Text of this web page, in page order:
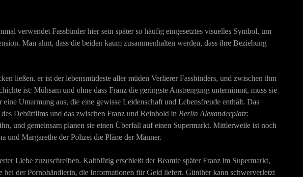
verwendet Fassbinder hier sein später so häufig eingesetztes visuelles Symbol, um
Man ahnt, dass die beiden kaum zusammenhalten werden, dass ihre Beziehung
ließen. er ist der lebensmüdeste aller müden Verlierer Fassbinders, und zwischen ihm
ist: Mühsam und ohne dass Franz die geringste Anstrengung unternimmt, muss sie
Umarmung aus, die eine gewisse Leidenschaft und Lebensfreude enthält. Das
Debütfilms und das zwischen Franz und Reinhold in Berlin Alexanderplatz:
und gemeinsam planen sie einen Überfall auf einen Supermarkt. Mittlerweile ist noch
und Margarethe der Polizei die Pläne der Männer.
Liebe zuzuschreiben. Kaltblütig erschießt der Beamte später Franz im Supermarkt,
der Pornohändlerin, die Informationen für Geld liefert. Günther kann schwerverletzt